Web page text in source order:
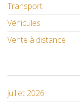
Transport
Véhicules
Vente à distance
juillet 2026